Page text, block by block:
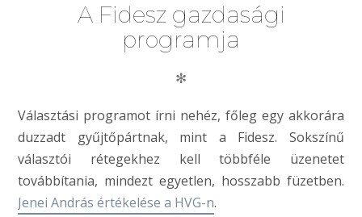
A Fidesz gazdasági
programja
✻
Választási programot írni nehéz, főleg egy akkorára
duzzadt gyűjtőpártnak, mint a Fidesz. Sokszínű
választói rétegekhez kell többféle üzenetet
továbbítania, mindezt egyetlen, hosszabb füzetben.
Jenei András értékelése a HVG-n.